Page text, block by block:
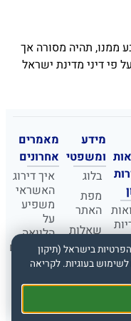
ממנו, תהיה מסורה אך
פי דיני מדינת ישראל
מידע
ומשפטי
בלוג
מפת
האתר
שאלות
ותשובות
אבטחת
נאות
מאמרים
אחרונים
איך דירוג
האשראי
משפיע
על
הלוואה
למסורבים
10
טעויות
שאתם
בישראל (תיקון
בעוגיות. לקריאה